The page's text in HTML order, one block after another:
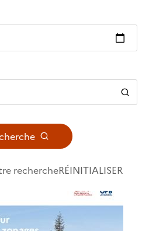
rechercheRÉINITIALISER